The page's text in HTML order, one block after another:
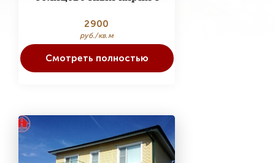
2900
руб./кв.м
Смотреть полностью